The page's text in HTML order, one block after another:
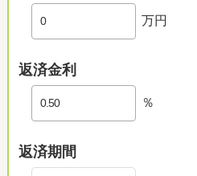
万円
返済金利
％
返済期間